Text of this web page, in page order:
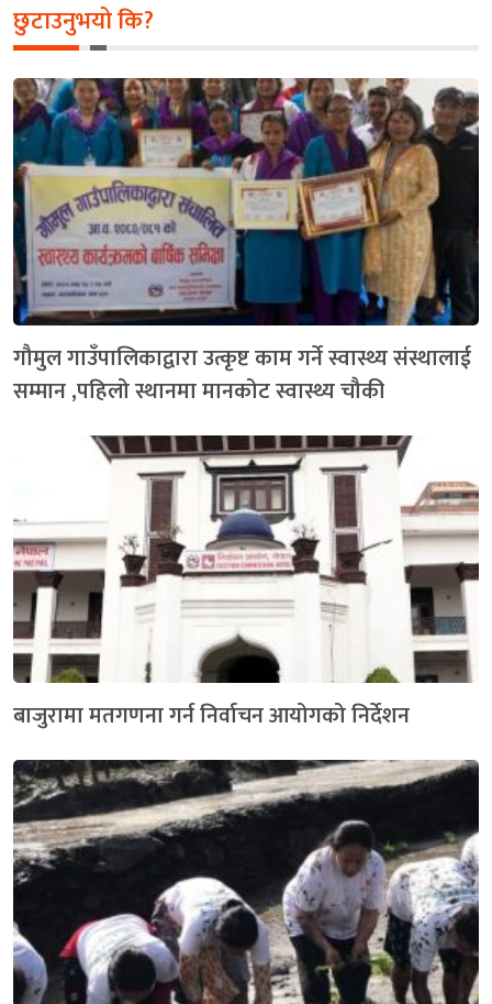
छुटाउनुभयो कि?
गौमुल गाउँपालिकाद्वारा उत्कृष्ट काम गर्ने स्वास्थ्य संस्थालाई
सम्मान ,पहिलो स्थानमा मानकोट स्वास्थ्य चौकी
बाजुरामा मतगणना गर्न निर्वाचन आयोगको निर्देशन